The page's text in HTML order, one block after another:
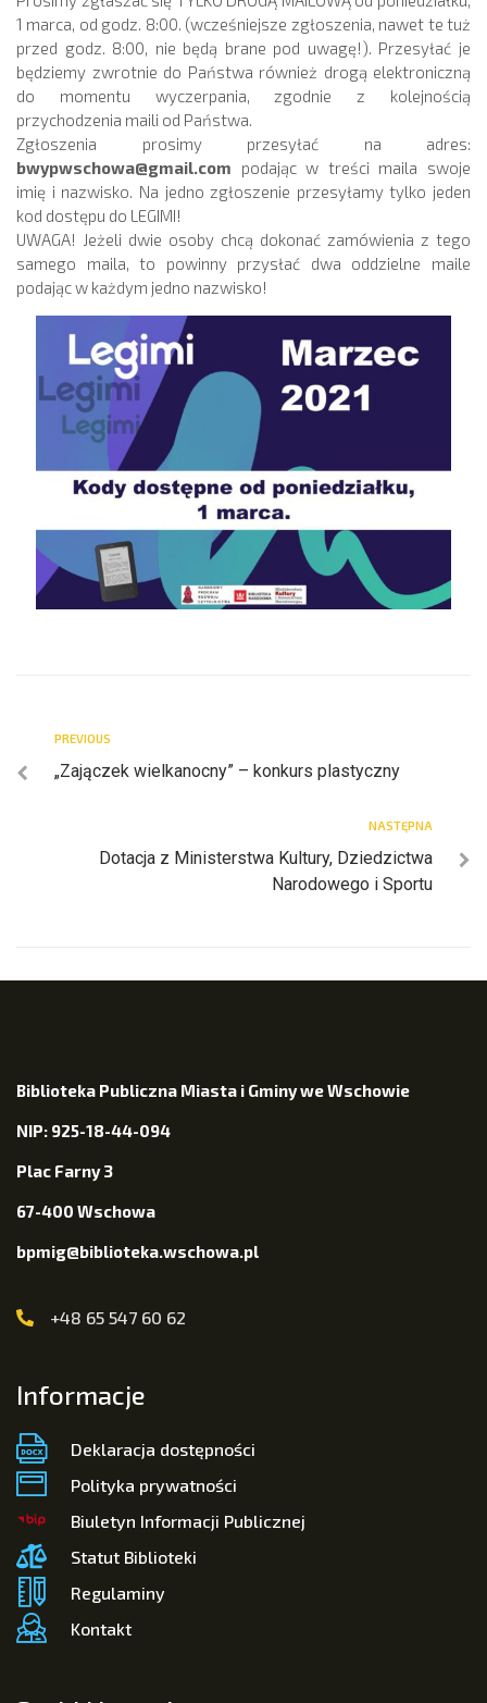
1 marca, od godz. 8:00. (wcześniejsze zgłoszenia, nawet te tuż
przed godz. 8:00, nie będą brane pod uwagę!). Przesyłać je
będziemy zwrotnie do Państwa również drogą elektroniczną
do momentu wyczerpania, zgodnie z kolejnością
przychodzenia maili od Państwa.
Zgłoszenia prosimy przesyłać na adres:
bwypwschowa@gmail.com podając w treści maila swoje
imię i nazwisko. Na jedno zgłoszenie przesyłamy tylko jeden
kod dostępu do LEGIMI!
UWAGA! Jeżeli dwie osoby chcą dokonać zamówienia z tego
samego maila, to powinny przysłać dwa oddzielne maile
podając w każdym jedno nazwisko!
PREVIOUS
„Zajączek wielkanocny” – konkurs plastyczny
NASTĘPNA
Dotacja z Ministerstwa Kultury, Dziedzictwa
Narodowego i Sportu
Biblioteka Publiczna Miasta i Gminy we Wschowie
NIP: 925-18-44-094
Plac Farny 3
67-400 Wschowa
bpmig@biblioteka.wschowa.pl
+48 65 547 60 62
Informacje
Deklaracja dostępności
Polityka prywatności
Biuletyn Informacji Publicznej
Statut Biblioteki
Regulaminy
Kontakt